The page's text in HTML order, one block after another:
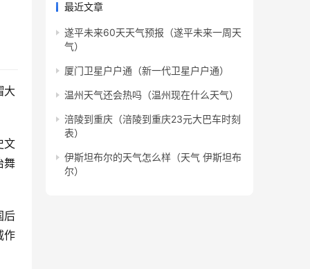
大
文
舞
后
作
最近文章
遂平未来60天天气预报（遂平未来一周天
气）
厦门卫星户户通（新一代卫星户户通）
温州天气还会热吗（温州现在什么天气）
涪陵到重庆（涪陵到重庆23元大巴车时刻
表）
伊斯坦布尔的天气怎么样（天气 伊斯坦布
尔）